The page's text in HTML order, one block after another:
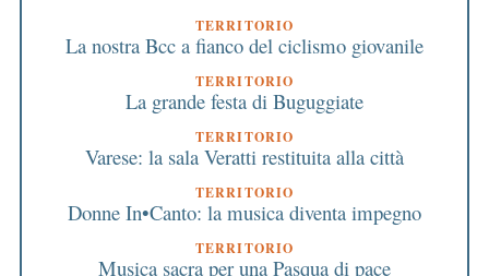
TERRITORIO
La nostra Bcc a fianco del ciclismo giovanile
TERRITORIO
La grande festa di Buguggiate
TERRITORIO
Varese: la sala Veratti restituita alla città
TERRITORIO
Donne In•Canto: la musica diventa impegno
TERRITORIO
Musica sacra per una Pasqua di pace